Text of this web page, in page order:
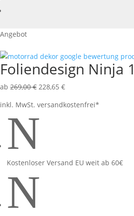
Angebot
Foliendesign Ninja
ab 269,00€ 228,65 €
inkl. MwSt. versandkostenfrei*
N
Kostenloser Versand EU weit ab 60€
N